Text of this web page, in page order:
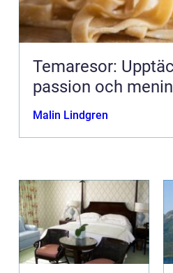
Temaresor:
passion och
Malin Lindgren